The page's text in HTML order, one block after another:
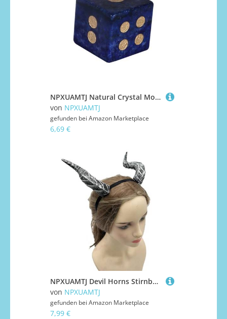
NPXUAMTJ Natural Crystal Moll Side Rollenspieltischspiel Dices Sechs Runde Ecke Mahjong Accessoires Mult Table Zubehör Für Rollenspiele
von NPXUAMTJ
gefunden bei Amazon Marketplace
6,69 €
NPXUAMTJ Devil Horns Stirnband Halloween Cosplay Kostüm Accessoires Party Dressing Kopfspeise Haarzubehör Für Frauen Männer Teufel Hörner Stirnband
von NPXUAMTJ
gefunden bei Amazon Marketplace
7,99 €